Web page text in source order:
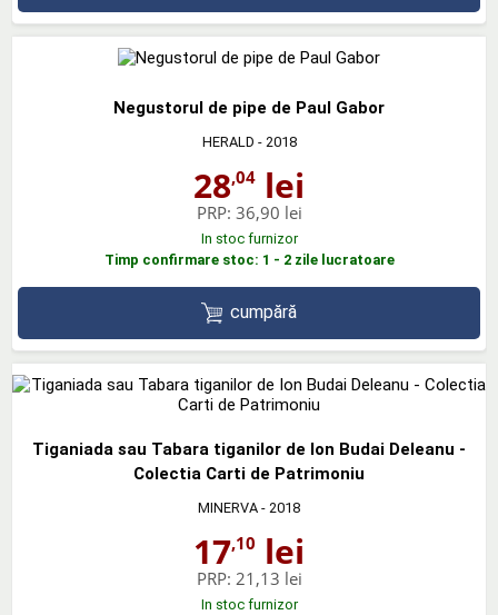
Negustorul de pipe de Paul Gabor
HERALD - 2018
28,04 lei
PRP: 36,90 lei
In stoc furnizor
Timp confirmare stoc: 1 - 2 zile lucratoare
cumpără
Tiganiada sau Tabara tiganilor de Ion Budai Deleanu -
Colectia Carti de Patrimoniu
MINERVA - 2018
17,10 lei
PRP: 21,13 lei
In stoc furnizor